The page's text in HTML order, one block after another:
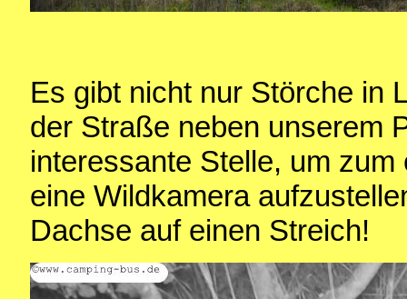
Es gibt nicht nur Störche in
der Straße neben unserem
interessante Stelle, um
eine Wildkamera
Dachse auf einen Streich!